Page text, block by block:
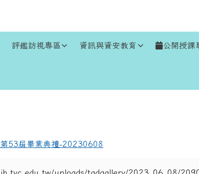
評鑑訪視專區 資訊與資安教育 公開授課
第53屆畢業典禮-20230608